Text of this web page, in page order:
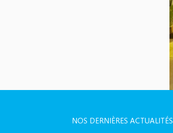
NOS DERNIÈRES ACTUALITÉS